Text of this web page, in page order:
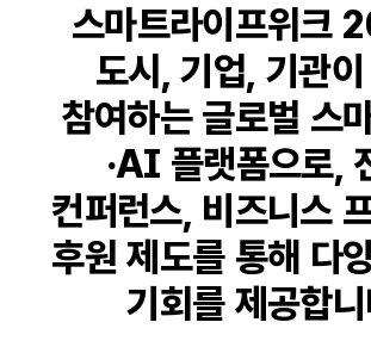
스마트라이프위크
도시, 기업, 기관이
참여하는 글로벌 스
·AI 플랫폼으로,
컨퍼런스, 비즈니스
후원 제도를 통해 다
기회를 제공합